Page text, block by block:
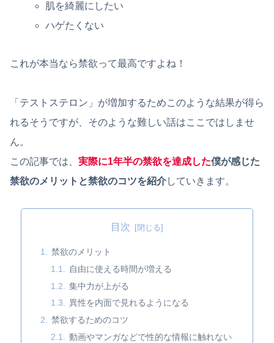
肌を綺麗にしたい
ハゲたくない
これが本当なら禁欲って最高ですよね！
「テストステロン」が増加するためこのような結果が得ら
れるそうですが、そのような難しい話はここではしませ
ん。
この記事では、 実際に1年半の禁欲を達成した僕が感じた
禁欲のメリットと禁欲のコツを紹介していきます。
目次
禁欲のメリット
自由に使える時間が増える
集中力が上がる
異性を内面で見れるようになる
禁欲するためのコツ
動画やマンガなどで性的な情報に触れない